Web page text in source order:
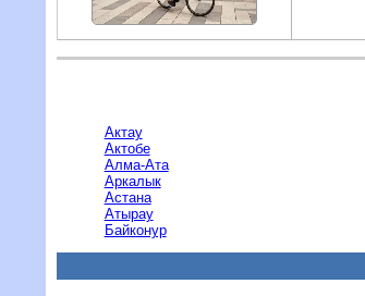
Актау
Актобе
Алма-Ата
Аркалык
Астана
Атырау
Байконур